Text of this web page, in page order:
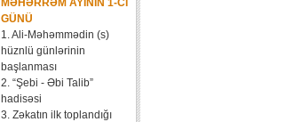
MƏHƏRRƏM AYININ 1-CI
GÜNÜ
1. Ali-Məhəmmədin (s)
hüznlü günlərinin
başlanması
2. “Şebi - Əbi Talib”
hadisəsi
3. Zəkatın ilk toplandığı